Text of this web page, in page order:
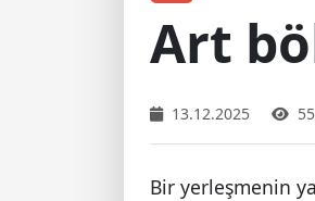
Art
13.12.2025
Bir yerleşmenin